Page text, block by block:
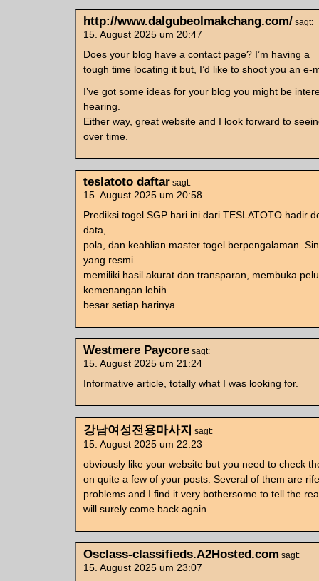
http://www.dalgubeolmakchang.com/ sagt:
15. August 2025 um 20:47
Does your blog have a contact page? I’m having a
tough time locating it but, I’d like to shoot you an e-
I’ve got some ideas for your blog you might be
hearing.
Either way, great website and I look forward to
over time.
teslatoto daftar sagt:
15. August 2025 um 20:58
Prediksi togel SGP hari ini dari TESLATOTO hadir
data,
pola, dan keahlian master togel berpengalaman.
yang resmi
memiliki hasil akurat dan transparan, membuka
kemenangan lebih
besar setiap harinya.
Westmere Paycore sagt:
15. August 2025 um 21:24
Informative article, totally what I was looking for.
강남여성전용마사지 sagt:
15. August 2025 um 22:23
obviously like your website but you need to check
on quite a few of your posts. Several of them are
problems and I find it very bothersome to tell the
will surely come back again.
Osclass-classifieds.A2Hosted.com sagt:
15. August 2025 um 23:07